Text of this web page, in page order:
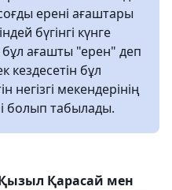
ерені ағаштары
бүгінгі күнге
бұл ағашты "ерен" деп
кездесетін бұл
негізгі мекендерінің
болып табылады.
Қарасай мен